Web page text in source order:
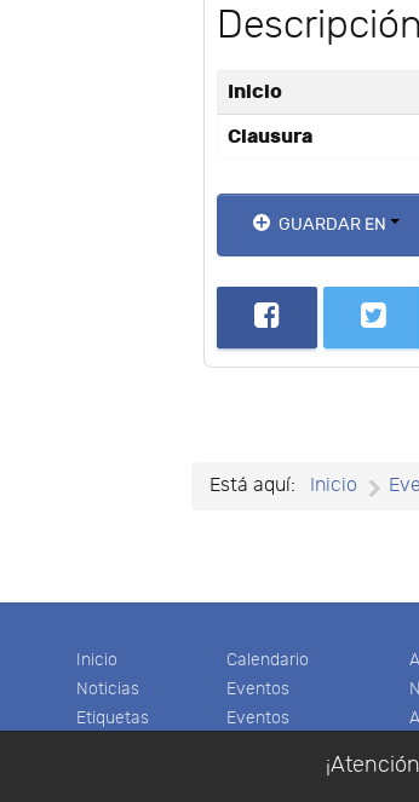
Inicio
Clausura
GUARDAR EN
Está aquí: Inicio
Inicio
Noticias
Etiquetas
Calendario
Eventos
Eventos
Colaboradores